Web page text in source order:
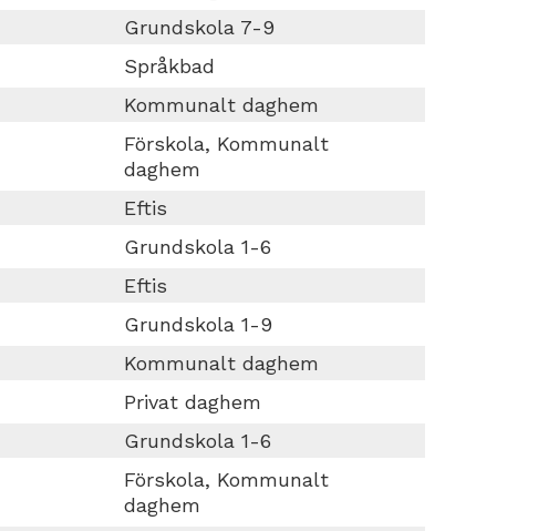
Grundskola 7-9
Språkbad
Kommunalt daghem
Förskola, Kommunalt
daghem
Eftis
Grundskola 1-6
Eftis
Grundskola 1-9
Kommunalt daghem
Privat daghem
Grundskola 1-6
Förskola, Kommunalt
daghem